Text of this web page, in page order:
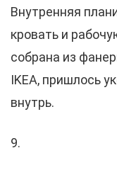
Внутренняя
кровать и
собрана из
IKEA, пришлось
внутрь.
9.